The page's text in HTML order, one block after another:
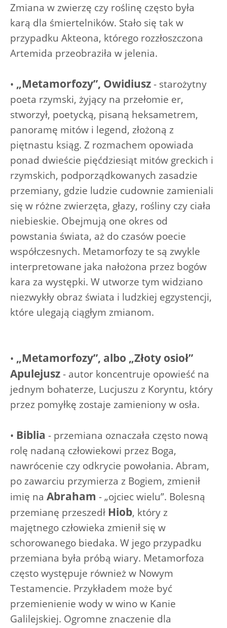
Zmiana w zwierzę czy roślinę często była
karą dla śmiertelników. Stało się tak w
przypadku Akteona, którego rozzłoszczona
Artemida przeobraziła w jelenia.
• „Metamorfozy”, Owidiusz- starożytny
poeta rzymski, żyjący na przełomie er,
stworzył, poetycką, pisaną heksametrem,
panoramę mitów i legend, złożoną z
piętnastu ksiąg. Z rozmachem opowiada
ponad dwieście pięćdziesiąt mitów greckich i
rzymskich, podporządkowanych zasadzie
przemiany, gdzie ludzie cudownie zamieniali
się w różne zwierzęta, głazy, rośliny czy ciała
niebieskie. Obejmują one okres od
powstania świata, aż do czasów poecie
współczesnych. Metamorfozy te są zwykle
interpretowane jaka nałożona przez bogów
kara za występki. W utworze tym widziano
niezwykły obraz świata i ludzkiej egzystencji,
które ulegają ciągłym zmianom.
• „Metamorfozy”, albo „Złoty osioł”
Apulejusz- autor koncentruje opowieść na
jednym bohaterze, Lucjuszu z Koryntu, który
przez pomyłkę zostaje zamieniony w osła.
• Biblia - przemiana oznaczała często nową
rolę nadaną człowiekowi przez Boga,
nawrócenie czy odkrycie powołania. Abram,
po zawarciu przymierza z Bogiem, zmienił
imię na Abraham - „ojciec wielu”. Bolesną
przemianę przeszedł Hiob, który z
majętnego człowieka zmienił się w
schorowanego biedaka. W jego przypadku
przemiana była próbą wiary. Metamorfoza
często występuje również w Nowym
Testamencie. Przykładem może być
przemienienie wody w wino w Kanie
Galilejskiej. Ogromne znaczenie dla